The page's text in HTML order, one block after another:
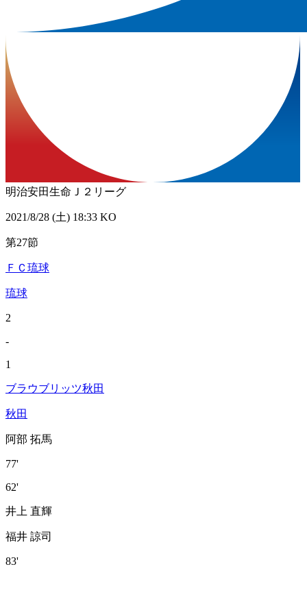
明治安田生命Ｊ２リーグ
2021/8/28 (土) 18:33 KO
第27節
ＦＣ琉球
琉球
2
-
1
ブラウブリッツ秋田
秋田
阿部 拓馬
77'
62'
井上 直輝
福井 諒司
83'